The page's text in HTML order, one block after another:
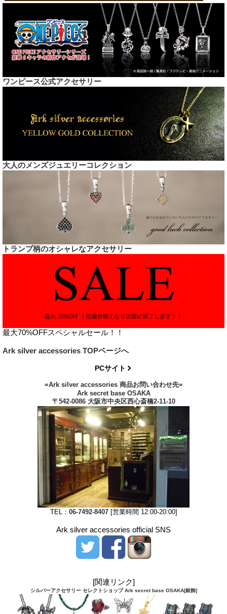
ワンピース公式アクセサリー
大人のメンズジュエリーコレクション
トランプ柄のオシャレなアクセサリー
最大70%OFFスペシャルセール！！
Ark silver accessories TOPページへ
PCサイト
=Ark silver accessories 商品お問い合わせ先=
Ark secret base OSAKA
〒542-0086 大阪市中央区西心斎橋2-11-10
TEL： 06-7492-8407[営業時間 12:00-20:00]
Ark silver accessories official SNS
[関連リンク]
シルバーアクセサリー セレクトショップ Ark secret base OSAKA[銀飾]